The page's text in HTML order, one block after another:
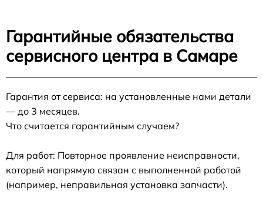
Гарантийные обязательства
сервисного центра в Самаре
Гарантия от сервиса: на установленные нами детали
— до 3 месяцев.
Что считается гарантийным случаем?
Для работ: Повторное проявление неисправности,
который напрямую связан с выполненной работой
(например, неправильная установка запчасти).